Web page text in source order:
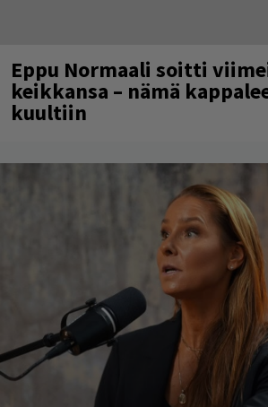
Eppu Normaali soitti
keikkansa – nämä
kuultiin